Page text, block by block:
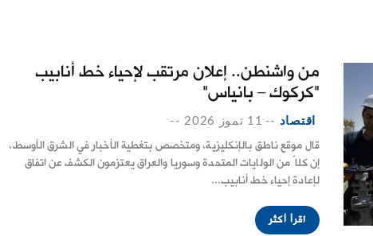
من واشنطن.. إعلان مرتقب لإحياء خط أنابيب
"كركوك – بانياس"
اقتصاد -- 11 تموز 2026 --
قال موقع ناطق بالإنكليزية، ومتخصص بتغطية الأخبار في الشرق الأوسط،
إن كلاً من الولايات المتحدة وسوريا والعراق يعتزمون الكشف عن اتفاق
لإعادة إحياء خط أنابيب...
اقرأ أكثر